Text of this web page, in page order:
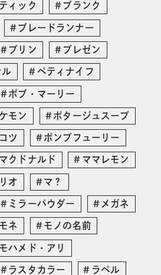
ィック ブランク
ブレードランナー
プリン プレゼン
ペティナイフ
ボブ・マーリー
モン ポタージュスープ
ツ ポンプフューリー
マクドナルド ママレモン
オ マ？
ミラーパウダー メガネ
モネ モノの名前
モハメド・アリ
ラスタカラー ラベル